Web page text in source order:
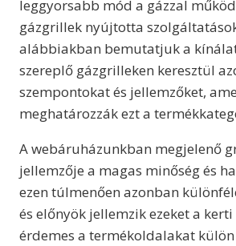
leggyorsabb mód a gázzal
gázgrillek nyújtotta
alábbiakban bemutatjuk a
szereplő gázgrilleken keresztül
szempontokat és jellemzőket,
meghatározzák ezt a
A webáruházunkban megjelenő
jellemzője a magas minőség és
ezen túlmenően azonban
és előnyök jellemzik ezeket a
érdemes a termékoldalakat